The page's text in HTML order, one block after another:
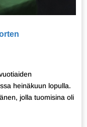
heinäkuun lopulla.
jolla tuomisina oli